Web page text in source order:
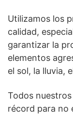
Utilizamos los
calidad,
garantizar la
elementos
el sol, la lluvia,
Todos
récord para no